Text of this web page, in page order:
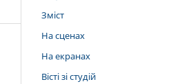
Зміст
На сценах
На екранах
Вісті зі студій